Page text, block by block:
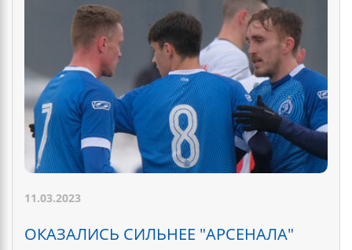
11.03.2023
ОКАЗАЛИСЬ СИЛЬНЕЕ "АРСЕНАЛА"